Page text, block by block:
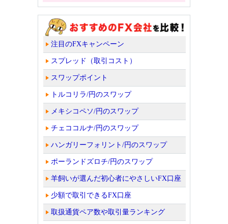
注目のFXキャンペーン
スプレッド（取引コスト）
スワップポイント
トルコリラ/円のスワップ
メキシコペソ/円のスワップ
チェココルナ/円のスワップ
ハンガリーフォリント/円のスワップ
ポーランドズロチ/円のスワップ
羊飼いが選んだ初心者にやさしいFX口座
少額で取引できるFX口座
取扱通貨ペア数や取引量ランキング